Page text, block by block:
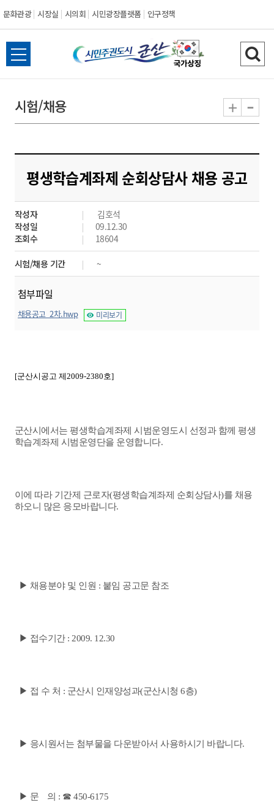
문화관광 시장실 시의회 시민광장플랫폼 인구정책
시
민
도
시
군
산
전
체
뉴
열
검
색
기
시험/채용 + -
평생학습계좌제 순회상담사 채용 공고
작성자
김호석
작성일
09.12.30
조회수
18604
시험/채용 기간 ~
첨부파일
채용공고_2차.hwp 미리보기
[군산시공고 제2009-2380호]
군산시에서는 평생학습계좌제 시범운영도시 선정과 함께 평생
학습계좌제 시범운영단을 운영합니다.
이에 따라 기간제 근로자(평생학습계좌제 순회상담사)를 채용
하오니 많은 응모바랍니다.
▶ 채용분야 및 인원 : 붙임 공고문 참조
▶ 접수기간 : 2009. 12.30
▶ 접 수 처 : 군산시 인재양성과(군산시청 6층)
▶ 응시원서는 첨부물을 다운받아서 사용하시기 바랍니다.
▶ 문 의 : ☎ 450-6175